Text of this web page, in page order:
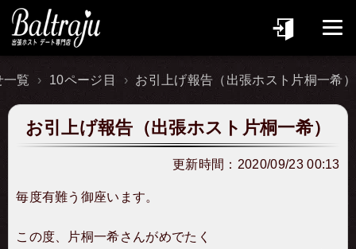
一覧 10ページ目 お引上げ報告（出張ホスト片桐一希）
お引上げ報告（出張ホスト片桐一希）
更新時間： 2020/09/23 00:13
毎度有難う御座います。
この度、片桐一希さんがめでたく